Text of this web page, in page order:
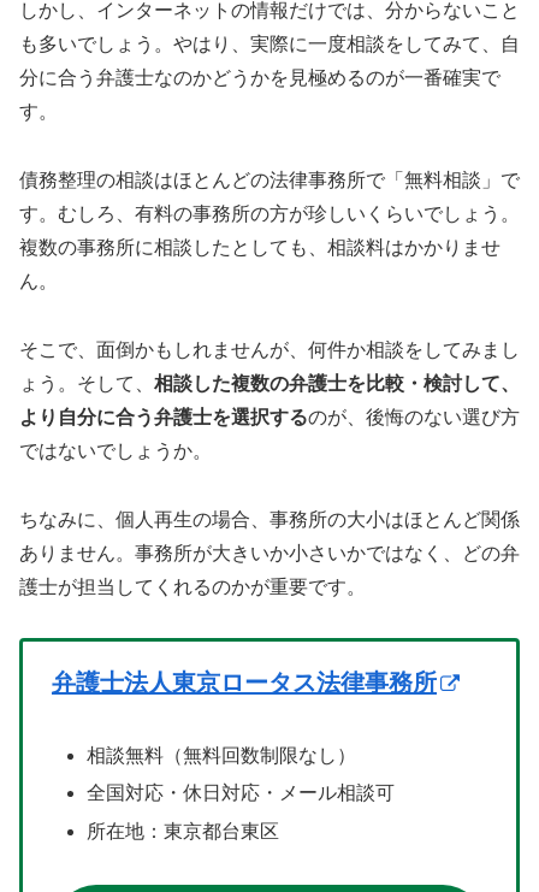
しかし、インターネットの情報だけでは、分からないこと
も多いでしょう。やはり、実際に一度相談をしてみて、自
分に合う弁護士なのかどうかを見極めるのが一番確実で
す。
債務整理の相談はほとんどの法律事務所で「無料相談」で
す。むしろ、有料の事務所の方が珍しいくらいでしょう。
複数の事務所に相談したとしても、相談料はかかりませ
ん。
そこで、面倒かもしれませんが、何件か相談をしてみまし
ょう。そして、 相談した複数の弁護士を比較・検討して、
より自分に合う弁護士を選択するのが、後悔のない選び方
ではないでしょうか。
ちなみに、個人再生の場合、事務所の大小はほとんど関係
ありません。事務所が大きいか小さいかではなく、どの弁
護士が担当してくれるのかが重要です。
弁護士法人東京ロータス法律事務所
相談無料（無料回数制限なし）
全国対応・休日対応・メール相談可
所在地：東京都台東区